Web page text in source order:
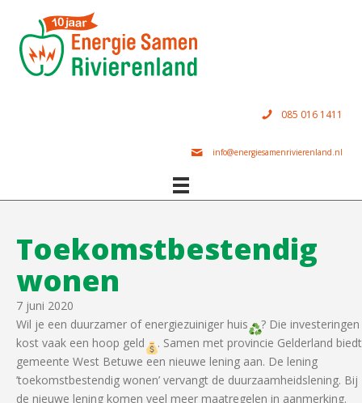
085 016 1411
info@energiesamenrivierenland.nl
Toekomstbestendig
wonen
7 juni 2020
Wil je een duurzamer of energiezuiniger huis
? Die investeringen
kost vaak een hoop geld
. Samen met provincie Gelderland biedt
gemeente West Betuwe een nieuwe lening aan. De lening
’toekomstbestendig wonen’ vervangt de duurzaamheidslening. Bij
de nieuwe lening komen veel meer maatregelen in aanmerking.